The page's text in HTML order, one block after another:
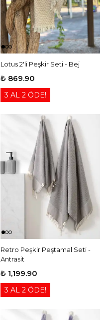
Lotus 2'li Peşkir Seti - Bej
₺ 869.90
3 AL 2 ÖDE!
Retro Peşkir Peştamal Seti -
Antrasit
₺ 1,199.90
3 AL 2 ÖDE!
Tükendi